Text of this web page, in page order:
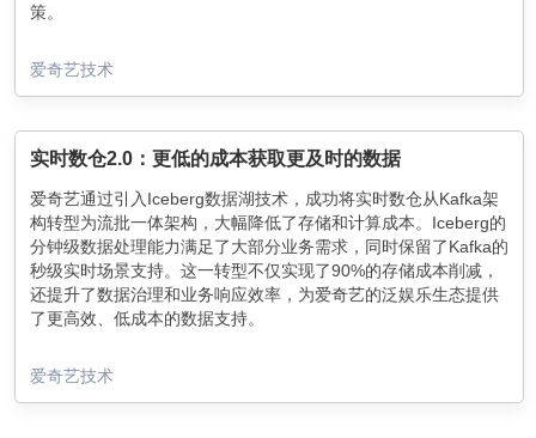
策。
爱奇艺技术
实时数仓2.0：更低的成本获取更及时的数据
爱奇艺通过引入Iceberg数据湖技术，成功将实时数仓从Kafka架
构转型为流批一体架构，大幅降低了存储和计算成本。Iceberg的
分钟级数据处理能力满足了大部分业务需求，同时保留了Kafka的
秒级实时场景支持。这一转型不仅实现了90%的存储成本削减，
还提升了数据治理和业务响应效率，为爱奇艺的泛娱乐生态提供
了更高效、低成本的数据支持。
爱奇艺技术